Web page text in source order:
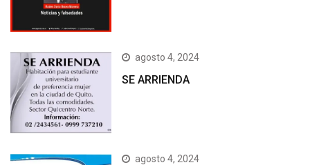
agosto 4, 2024
SE ARRIENDA
agosto 4, 2024